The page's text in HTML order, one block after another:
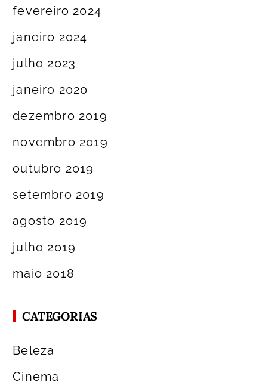
fevereiro 2024
janeiro 2024
julho 2023
janeiro 2020
dezembro 2019
novembro 2019
outubro 2019
setembro 2019
agosto 2019
julho 2019
maio 2018
CATEGORIAS
Beleza
Cinema